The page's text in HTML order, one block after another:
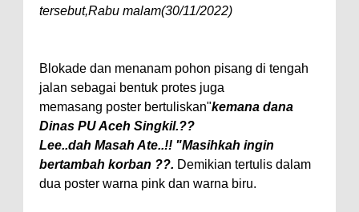
tersebut,Rabu malam(30/11/2022)
Blokade dan menanam pohon pisang di tengah
jalan sebagai bentuk protes juga
memasang poster bertuliskan"kemana dana
Dinas PU Aceh Singkil.??
Lee..dah Masah Ate..!! "Masihkah ingin
bertambah korban ??. Demikian tertulis dalam
dua poster warna pink dan warna biru.